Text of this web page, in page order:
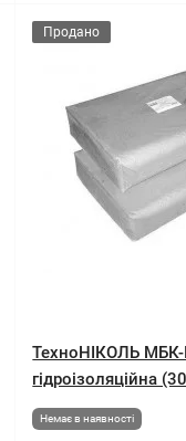
Продано
ТехноНІКОЛЬ МБК-
гідроізоляційна
Немає в наявності